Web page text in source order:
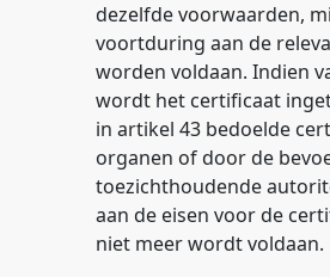
dezelfde voorwaarden,
voortduring aan de
worden voldaan. Indien
wordt het certificaat
in artikel 43 bedoelde
organen of door de
toezichthoudende
aan de eisen voor de
niet meer wordt voldaan.